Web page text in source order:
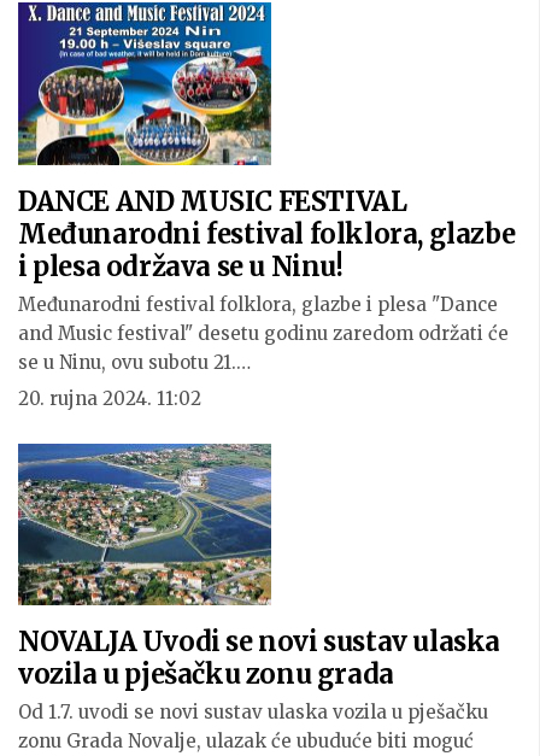
DANCE AND MUSIC FESTIVAL
Međunarodni festival folklora, glazbe
i plesa održava se u Ninu!
Međunarodni festival folklora, glazbe i plesa "Dance
and Music festival" desetu godinu zaredom održati će
se u Ninu, ovu subotu 21.…
20. rujna 2024. 11:02
NOVALJA Uvodi se novi sustav ulaska
vozila u pješačku zonu grada
Od 1.7. uvodi se novi sustav ulaska vozila u pješačku
zonu Grada Novalje, ulazak će ubuduće biti moguć